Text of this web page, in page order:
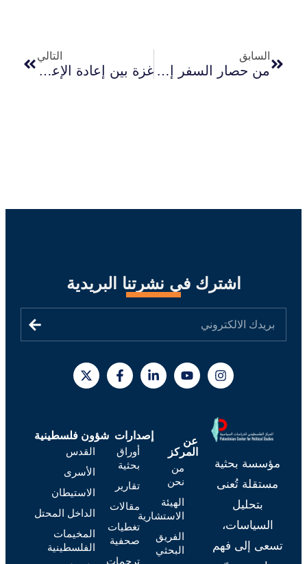
السابق
من حصار السفر إلى الإبادة الهيكلية: تدمير الاحتلال الإسرائيلي المنهجي لقطاع الحج والعمرة في قطاع غزة
التالي
غزة بين إعادة الإعمار وإعادة الهندسة السياسية: قراءة نقدية في إحاطة ملادينوف أمام مجلس الأمن (٢١ مايو ٢٠٢٦)
اشترك في نشرتنا البريدية
مؤسسة بحثية
مستقلة تُعنى
بتحليل
السياسات،
تسعى إلى فهم
عن
المركز
من
نحن
الهيئة
الاستشارية
الفريق
البحثي
إصدارات
أوراق
بحثية
تقارير
مقالات
تغطيات
صحفية
ترجمات
شؤون فلسطينية
القدس
الأسرى
الاستيطان
الداخل المحتل
المخيمات
الفلسطينية